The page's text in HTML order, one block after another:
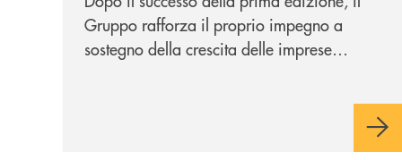
Gruppo rafforza il proprio impegno a
sostegno della crescita delle imprese